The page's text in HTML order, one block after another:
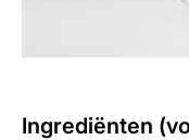
Ingrediënten